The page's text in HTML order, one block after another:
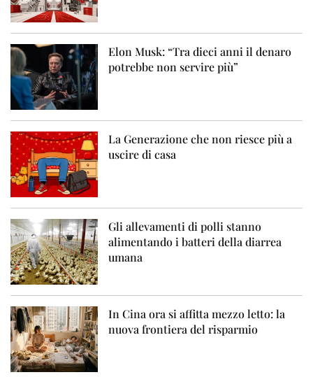
Elon Musk: “Tra dieci anni il denaro
potrebbe non servire più”
La Generazione che non riesce più a
uscire di casa
Gli allevamenti di polli stanno
alimentando i batteri della diarrea
umana
In Cina ora si affitta mezzo letto: la
nuova frontiera del risparmio